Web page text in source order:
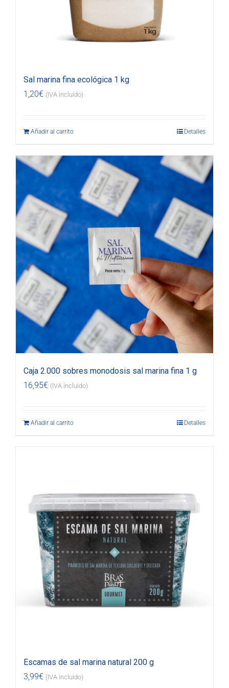
Sal marina fina ecológica 1 kg
1,20€ (IVA incluido)
Añadir al carrito Detalles
Caja 2.000 sobres monodosis sal marina fina 1 g
16,95€ (IVA incluido)
Añadir al carrito Detalles
Escamas de sal marina natural 200 g
3,99€ (IVA incluido)